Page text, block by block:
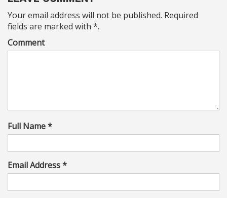
Your email address will not be published. Required
fields are marked with *.
Comment
Full Name *
Email Address *